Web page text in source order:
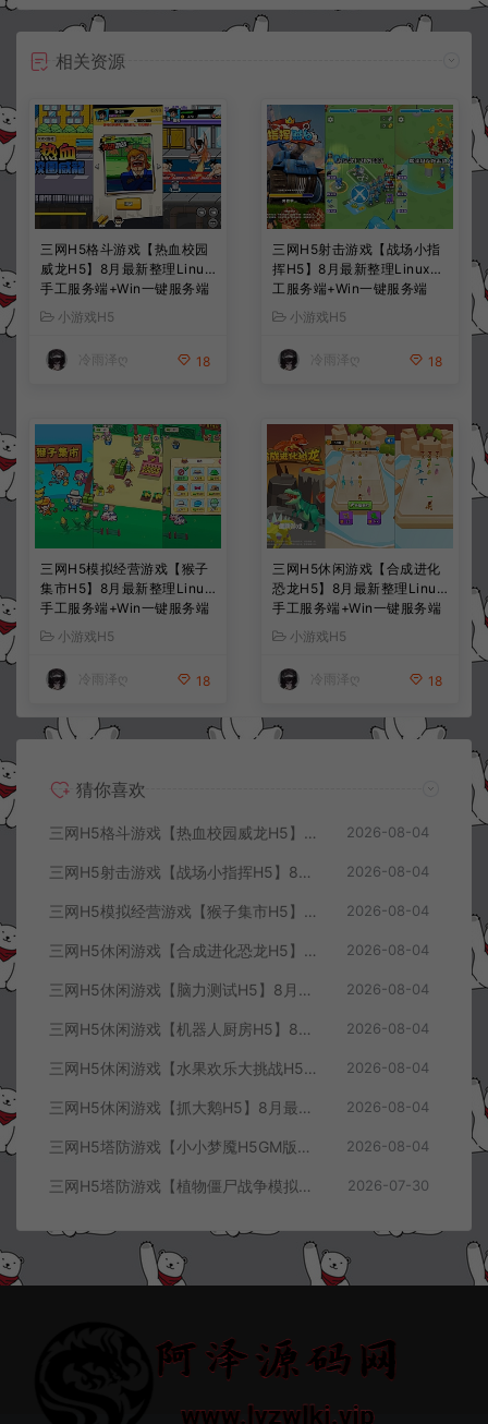
相关资源
三网H5格斗游戏【热血校园
威龙H5】8月最新整理Linux
手工服务端+Win一键服务端
+解压即玩+简易安卓客户端
+详细搭建教程
小游戏H5
冷雨泽ღ 18
三网H5射击游戏【战场小指
挥H5】8月最新整理Linux手
工服务端+Win一键服务端
+解压即玩+简易安卓客户端
+详细搭建教程
小游戏H5
冷雨泽ღ 18
三网H5模拟经营游戏【猴子
集市H5】8月最新整理Linux
手工服务端+Win一键服务端
+解压即玩+简易安卓客户端
+详细搭建教程
小游戏H5
冷雨泽ღ 18
三网H5休闲游戏【合成进化
恐龙H5】8月最新整理Linux
手工服务端+Win一键服务端
+解压即玩+简易安卓客户端
+详细搭建教程
小游戏H5
冷雨泽ღ 18
猜你喜欢
三网H5格斗游戏【热血校园威龙H5】8月最新整理Linux手工服务端+Win一键服务端+解压即玩+简易安卓客户端+详细搭建教程 2026-08-04
三网H5射击游戏【战场小指挥H5】8月最新整理Linux手工服务端+Win一键服务端+解压即玩+简易安卓客户端+详细搭建教程 2026-08-04
三网H5模拟经营游戏【猴子集市H5】8月最新整理Linux手工服务端+Win一键服务端+解压即玩+简易安卓客户端+详细搭建教程 2026-08-04
三网H5休闲游戏【合成进化恐龙H5】8月最新整理Linux手工服务端+Win一键服务端+解压即玩+简易安卓客户端+详细搭建教程 2026-08-04
三网H5休闲游戏【脑力测试H5】8月最新整理Linux手工服务端+Win一键服务端+解压即玩+简易安卓客户端+详细搭建教程 2026-08-04
三网H5休闲游戏【机器人厨房H5】8月最新整理Linux手工服务端+Win一键服务端+解压即玩+简易安卓客户端+详细搭建教程 2026-08-04
三网H5休闲游戏【水果欢乐大挑战H5】8月最新整理Linux手工服务端+Win一键服务端+解压即玩+简易安卓客户端+详细搭建教程 2026-08-04
三网H5休闲游戏【抓大鹅H5】8月最新整理Linux手工服务端+Win一键服务端+解压即玩+简易安卓客户端+详细搭建教程 2026-08-04
三网H5塔防游戏【小小梦魇H5GM版】7月最新整理Linux手工服务端+Win一键服务端+解压即玩+简易安卓客户端+详细搭建教程 2026-08-04
三网H5塔防游戏【植物僵尸战争模拟器H5】7月最新整理Linux手工服务端+Win一键服务端+解压即玩+简易安卓客户端+详细搭建教程 2026-07-30